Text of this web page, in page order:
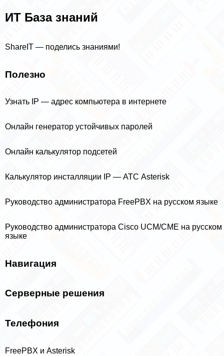
ИТ База знаний
ShareIT — поделись знаниями!
Полезно
Узнать IP — адрес компьютера в интернете
Онлайн генератор устойчивых паролей
Онлайн калькулятор подсетей
Калькулятор инсталляции IP — АТС Asterisk
Руководство администратора FreePBX на русском языке
Руководство администратора Cisco UCM/CME на русском
языке
Навигация
Серверные решения
Телефония
FreePBX и Asterisk